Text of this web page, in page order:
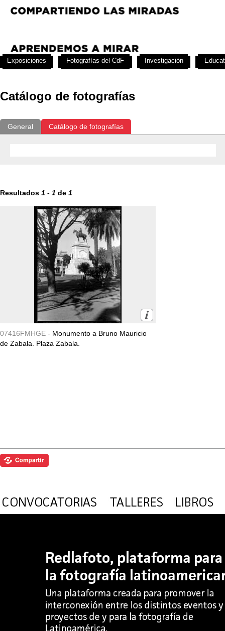
Catálogo de fotografías
General Catálogo de fotografías
Resultados 1 - 1 de 1
07416FMHGE - Monumento a Bruno Mauricio
de Zabala. Plaza Zabala.
Exposiciones Fotografías del CdF Investigación